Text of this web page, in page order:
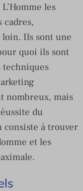
les
cadres,
loin. Ils sont une
quoi ils sont
techniques
nombreux, mais
du
consiste à trouver
et les